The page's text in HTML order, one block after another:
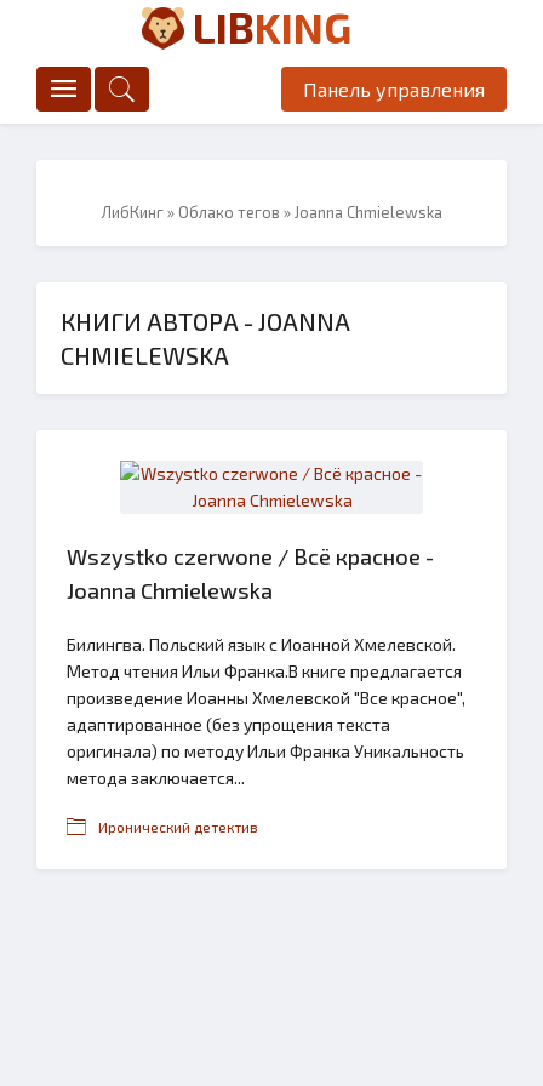
LIBKING
Панель управления
ЛибКинг» Облако тегов » Joanna Chmielewska
КНИГИ АВТОРА - JOANNA
CHMIELEWSKA
Wszystko czerwone / Всё красное -
Joanna Chmielewska
Билингва. Польский язык с Иоанной Хмелевской.
Метод чтения Ильи Франка.В книге предлагается
произведение Иоанны Хмелевской "Все красное",
адаптированное (без упрощения текста
оригинала) по методу Ильи Франка Уникальность
метода заключается...
Иронический детектив